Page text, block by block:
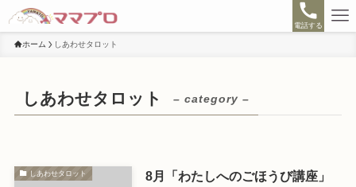
電話する
ホーム しあわせタロット
しあわせタロット – category –
しあわせタロット
8月「わたしへのごほうび講座」